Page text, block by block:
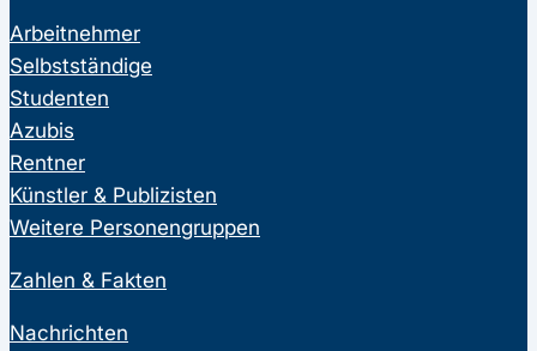
Arbeitnehmer
Selbstständige
Studenten
Azubis
Rentner
Künstler & Publizisten
Weitere Personengruppen
Zahlen & Fakten
Nachrichten